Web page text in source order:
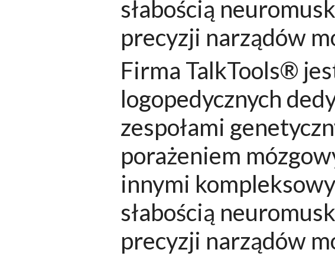
słabością
precyzji narządów
Firma TalkTools®
logopedycznych
zespołami
porażeniem
innymi
słabością
precyzji narządów